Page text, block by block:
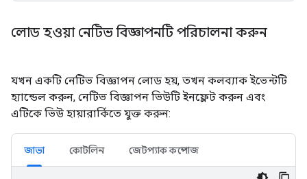
লোড হওয়া নেটিভ বিজ্ঞাপনটি পরিচালনা করুন
যখন একটি নেটিভ বিজ্ঞাপন লোড হয়, তখন কলব্যাক ইভেন্টটি
হ্যান্ডেল করুন, নেটিভ বিজ্ঞাপন ভিউটি ইনফ্লেট করুন এবং
এটিকে ভিউ হায়ারার্কিতে যুক্ত করুন:
জাভা কোটলিন জেটপ্যাক কম্পোজ